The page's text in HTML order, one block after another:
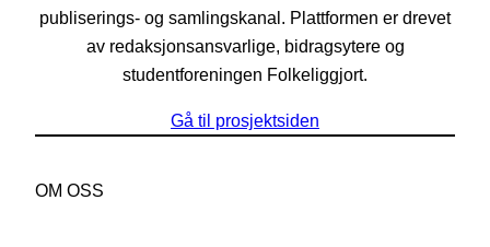
publiserings- og samlingskanal. Plattformen er drevet
av redaksjonsansvarlige, bidragsytere og
studentforeningen Folkeliggjort.
Gå til prosjektsiden
OM OSS